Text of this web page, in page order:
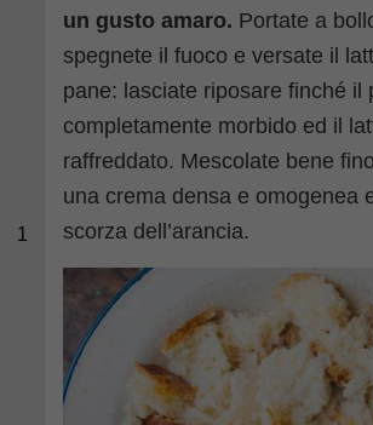
1
un gusto amaro. Portate a
spegnete il fuoco e versate il
pane: lasciate riposare finché il
completamente morbido ed il
raffreddato. Mescolate bene
una crema densa e omogenea
scorza dell’arancia.